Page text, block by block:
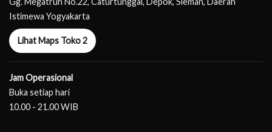
Istimewa Yogyakarta
Lihat Maps Toko 2
Jam Operasional
Buka setiap hari
10.00 - 21.00 WIB